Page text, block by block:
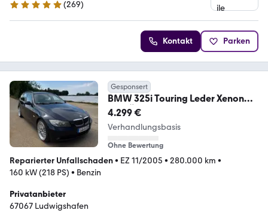
4.9 Sterne (269)
Kontakt Parken
Gesponsert
BMW 325i Touring Leder Xenon
Alu TÜV
4.299 €
Verhandlungsbasis
Ohne Bewertung
Reparierter Unfallschaden• EZ 11/2005 • 280.000 km •
160 kW (218 PS) • Benzin
Privatanbieter
67067 Ludwigshafen